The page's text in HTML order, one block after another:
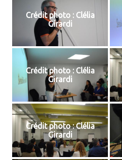
Crédit photo : Clélia
Girardi
Crédit photo : Clélia
Girardi
Crédit photo : Clélia
Girardi